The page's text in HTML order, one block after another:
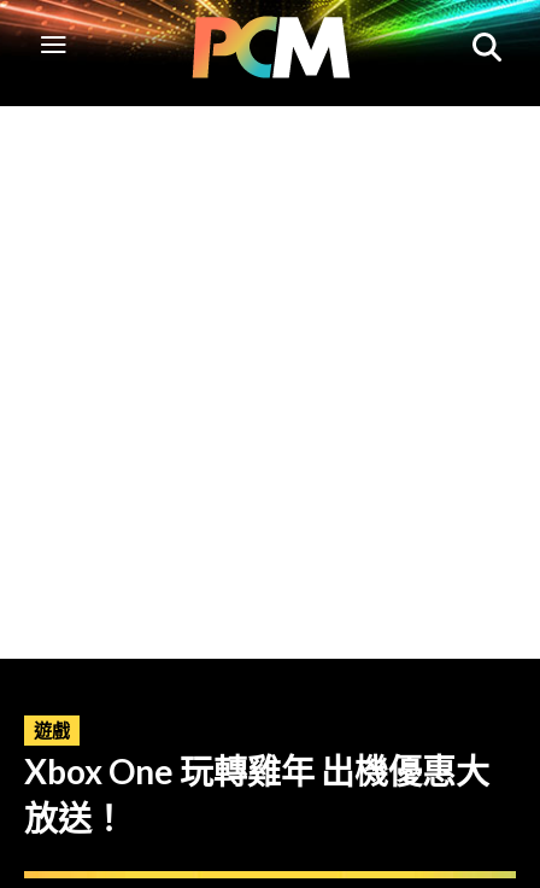
遊戲
Xbox One 玩轉雞年 出機優惠大
放送！